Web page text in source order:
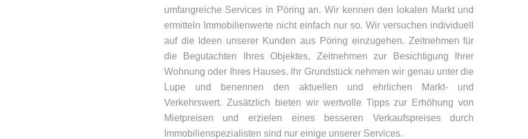
umfangreiche Services in Pöring an. Wir kennen den lokalen Markt und
ermitteln Immobilienwerte nicht einfach nur so. Wir versuchen individuell
auf die Ideen unserer Kunden aus Pöring einzugehen. Zeitnehmen für
die Begutachten Ihres Objektes, Zeitnehmen zur Besichtigung Ihrer
Wohnung oder Ihres Hauses. Ihr Grundstück nehmen wir genau unter die
Lupe und benennen den aktuellen und ehrlichen Markt- und
Verkehrswert. Zusätzlich bieten wir wertvolle Tipps zur Erhöhung von
Mietpreisen und erzielen eines besseren Verkaufspreises durch
Immobilienspezialisten sind nur einige unserer Services.